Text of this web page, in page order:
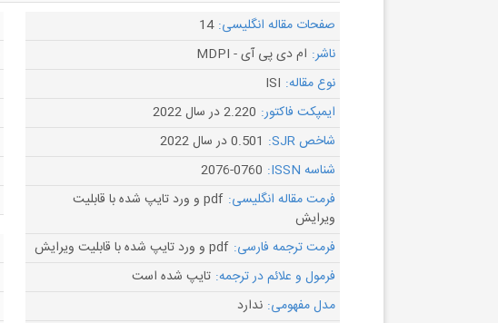
صفحات مقاله انگلیسی: 14
ناشر: ام دی پی آی - MDPI
نوع مقاله: ISI
ایمپکت فاکتور: 2.220 در سال 2022
شاخص SJR:
0.501 در سال 2022
شناسه ISSN:
2076-0760
فرمت مقاله انگلیسی:
pdf و ورد تایپ شده با قابلیت
ویرایش
فرمت ترجمه فارسی: pdf و ورد تایپ شده با قابلیت ویرایش
فرمول و علائم در ترجمه: تایپ شده است
مدل مفهومی: ندارد